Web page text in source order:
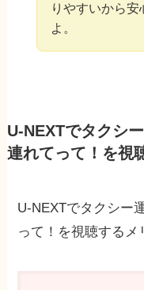
りやすいから
よ。
U-NEXTでタクシ
連れてって！を視
U-NEXTでタクシー
って！を視聴するメ